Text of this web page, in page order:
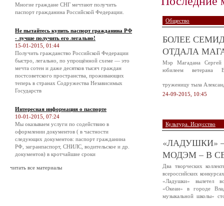
Многие граждане СНГ мечтают получить
паспорт гражданина Российской Федерации.
Не пытайтесь купить паспорт гражданина РФ
- лучше получить его легально!
15-01-2015, 01:44
Получить гражданство Российской Федерации
быстро, легально, по упрощённой схеме — это
мечта сотен и даже десятков тысяч граждан
постсоветского пространства, проживающих
теперь в странах Содружества Независимых
Государств
Интересная информация о паспорте
10-01-2015, 07:24
Мы оказываем услуги по содействию в
оформлении документов ( в частности
следующих документов: паспорт гражданина
РФ, загранпаспорт, СНИЛС, водительское и др.
документов) в кротчайшие сроки
читать все материалы
Общество
БОЛЕЕ
ОТДАЛА
Мэр Магадана Сергей
юбилеем ветерана
труженицу тыла
24-09-2015, 10:45
Культура. Искусство
«ЛАДУШКИ»
МОДЭМ – В
Два творческих
всероссийских
«Ладушки» вылетел
«Океан» в городе
музыкальной школы»